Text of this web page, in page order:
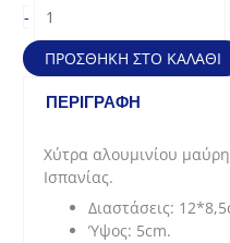
-
αλουμινίου
μαύρη
με
καπάκι
Ισπανίας
(12*5cm
0,25lt)
ΠΡΟΣΘΉΚΗ ΣΤΟ ΚΑΛΆΘΙ
ΠΕΡΙΓΡΑΦΉ
Χύτρα αλουμινίου
Ισπανίας.
Διαστάσεις:
Ύψος: 5cm.